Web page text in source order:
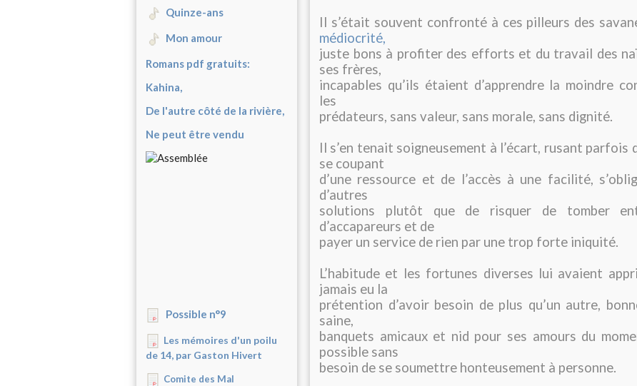
Quinze-ans
Mon amour
Romans pdf gratuits:
Kahina,
De l'autre côté de la rivière,
Ne peut être vendu
Possible n°9
Les mémoires d'un poilu
de 14, par Gaston Hivert
Comite des Mal
Il s’était souvent confronté à ces pilleurs des
médiocrité,
juste bons à profiter des efforts et du travail des
ses frères,
incapables qu’ils étaient d’apprendre la moindre
les
prédateurs, sans valeur, sans morale, sans dignité.
Il s’en tenait soigneusement à l’écart, rusant parfois
se coupant
d’une ressource et de l’accès à une facilité,
d’autres
solutions plutôt que de risquer de tomber
d’accapareurs et de
payer un service de rien par une trop forte iniquité.
L’habitude et les fortunes diverses lui avaient
jamais eu la
prétention d’avoir besoin de plus qu’un autre,
saine,
banquets amicaux et nid pour ses amours du
possible sans
besoin de se soumettre honteusement à personne.